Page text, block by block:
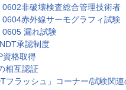
0602非破壊検査総合管理技術者
0604赤外線サーモグラフィ試験
0605 漏れ試験
承認制度
資格取得
相互認証
フラッシュ」コーナー/試験関